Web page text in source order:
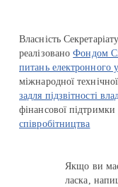
Власність
реалізованоФондом
питань електронного
міжнародної
задля підзвітності
фінансової підтримки
співробітництва
Якщо ви
ласка,